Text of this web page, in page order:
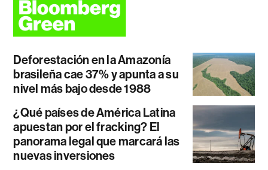
Deforestación en la Amazonía
brasileña cae 37% y apunta a su
nivel más bajo desde 1988
¿Qué países de América Latina
apuestan por el fracking? El
panorama legal que marcará las
nuevas inversiones